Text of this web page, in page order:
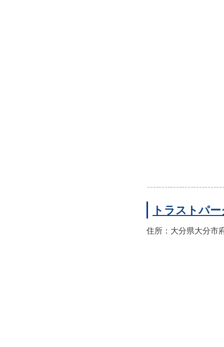
トラストパ
住所：大分県大分市